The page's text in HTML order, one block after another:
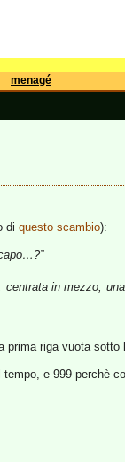
menagé
di questo scambio):
in mezzo,
riga vuota sotto
e 999 perchè